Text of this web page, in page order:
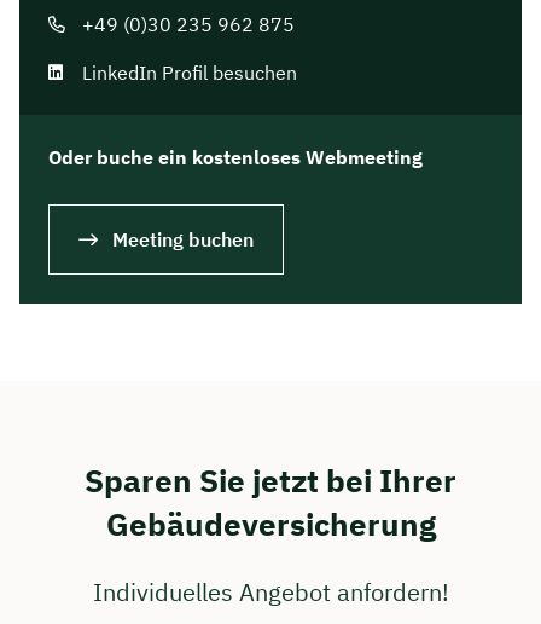
+49 (0)30 235 962 875
LinkedIn Profil besuchen
Oder buche ein kostenloses Webmeeting
Meeting buchen
Sparen Sie jetzt bei Ihrer
Gebäudeversicherung
Individuelles Angebot anfordern!
🗓️ Wählen Sie jetzt Ihren Wunschtermin:
Meeting buchen